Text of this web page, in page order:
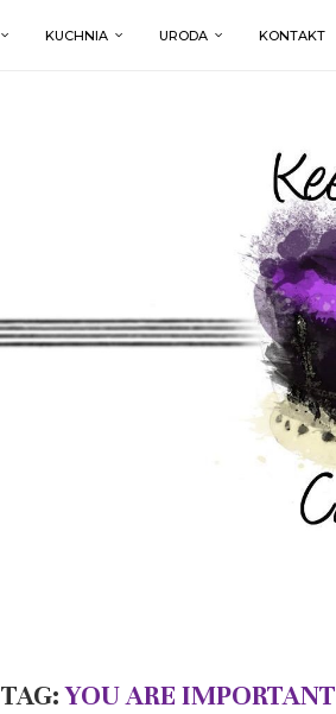
KUCHNIA URODA KONTAKT
TAG:YOU ARE IMPORTANT